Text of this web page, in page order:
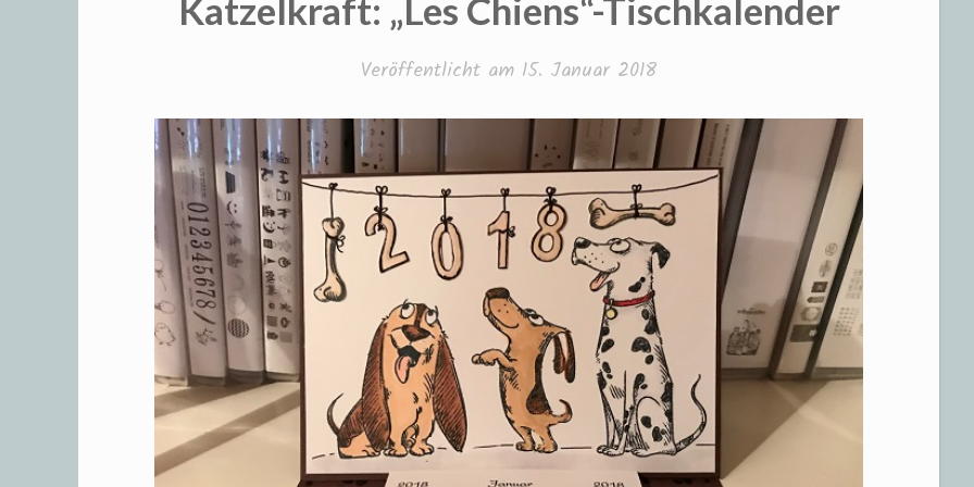
Katzelkraft: „Les Chiens“-Tischkalender
Veröffentlicht am 15. Januar 2018